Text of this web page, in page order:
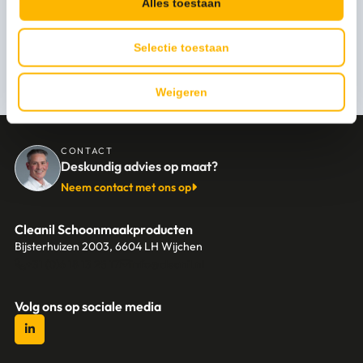
Alles toestaan
Selectie toestaan
Weigeren
Persoonlijk advies nodig?
Stel een vraag
CONTACT
Deskundig advies op maat?
Neem contact met ons op
Cleanil Schoonmaakproducten
Bijsterhuizen 2003, 6604 LH Wijchen
Volg ons op sociale media